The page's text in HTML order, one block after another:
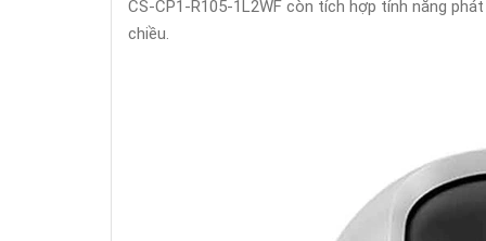
CS-CP1-R105-1L2WF còn tích hợp tính năng
chiều.